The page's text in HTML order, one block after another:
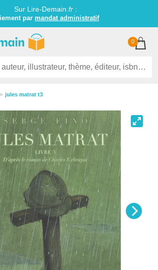
Sur Lire-Demain. fr:
par mandat administratif
0
jules matrat t3